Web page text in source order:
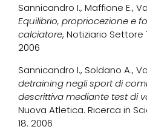
Sannicandro I., Maffione E.,
Equilibrio, propriocezione e
calciatore, Notiziario Settore
2006
Sannicandro I., Soldano A.,
detraining negli sport di
descrittiva mediante test di
Nuova Atletica. Ricerca in
18. 2006